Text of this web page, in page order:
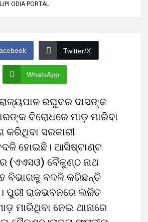
ODIA PORTAL
Twitter/X
WhatsApp
ରଘୁବର ଦାସଙ୍କ
ବିରୋଧରେ ମାଡ଼ ମାରିବା
ସରକାରୀ
ହୋଇଛି। ଆସିଷ୍ଟାଣ୍ଟ
(ଏଏସଓ) ବୈକୁଣ୍ଠ ନାଥ
ବିଭାଗକୁ ବଦଳି କରିଛନ୍ତି
ପୁରୀ ରାଜଭବନରେ ଲଳିତ
ମାରିଥିବା ନେଇ ଥାନାରେ